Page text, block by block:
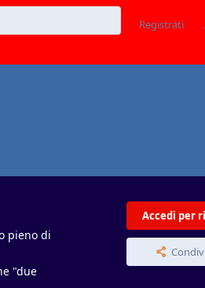
Registrati
Accedi per
pieno di
"due